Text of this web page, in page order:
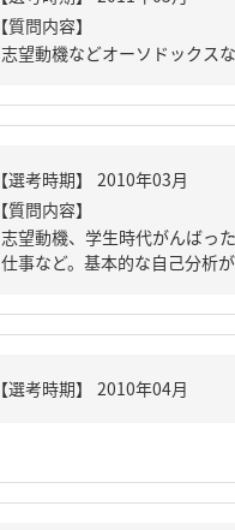
【質問内容】
志望動機などオーソドックスな
【質問内容】
志望動機、学生時代がんばっ
仕事など。基本的な自己分析が